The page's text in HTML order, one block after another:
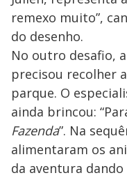
remexo muito”,
do desenho.
No outro desafio,
precisou recolher
parque. O
ainda brincou:
Fazenda”. Na
alimentaram os
da aventura